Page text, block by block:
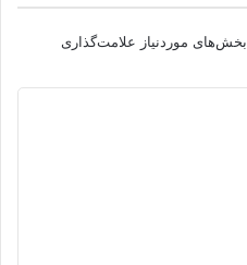
بخش‌های موردنیاز علامت‌گذاری